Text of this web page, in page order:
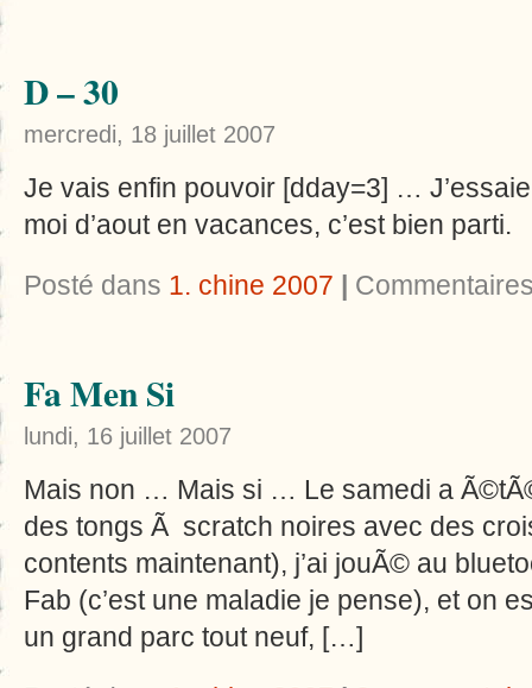
D – 30
mercredi, 18 juillet 2007
Je vais enfin pouvoir [dday=3] …
moi d’aout en vacances, c’est bien parti.
Posté dans 1. chine 2007 |
Fa Men Si
lundi, 16 juillet 2007
Mais non … Mais si … Le samedi a
des tongs Ã scratch noires avec des
contents maintenant), j’ai jouÃ© au
Fab (c’est une maladie je pense), et on
un grand parc tout neuf, […]